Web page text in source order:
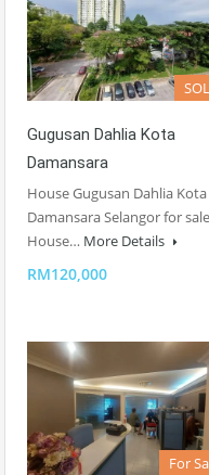
Gugusan Dahlia Kota
Damansara
House Gugusan Dahlia Kota
Damansara Selangor for sale
House… More Details
RM120,000
For